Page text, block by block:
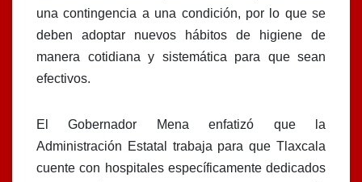
una contingencia a una condición, por lo que se
deben adoptar nuevos hábitos de higiene de
manera cotidiana y sistemática para que sean
efectivos.
El Gobernador Mena enfatizó que la
Administración Estatal trabaja para que Tlaxcala
cuente con hospitales específicamente dedicados